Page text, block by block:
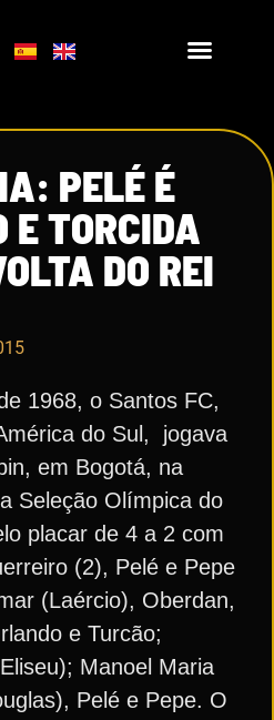
PELÉ É
E TORCIDA
DO REI
1968, o Santos FC,
do Sul, jogava
em Bogotá, na
Seleção Olímpica do
placar de 4 a 2 com
(2), Pelé e Pepe
(Laércio), Oberdan,
e Turcão;
Manoel Maria
Pelé e Pepe. O